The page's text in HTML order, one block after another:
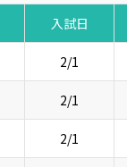
入試日
2/1
2/1
2/1